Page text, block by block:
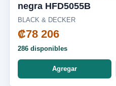
negra HFD5055B
BLACK & DECKER
₡78 206
286 disponibles
Agregar